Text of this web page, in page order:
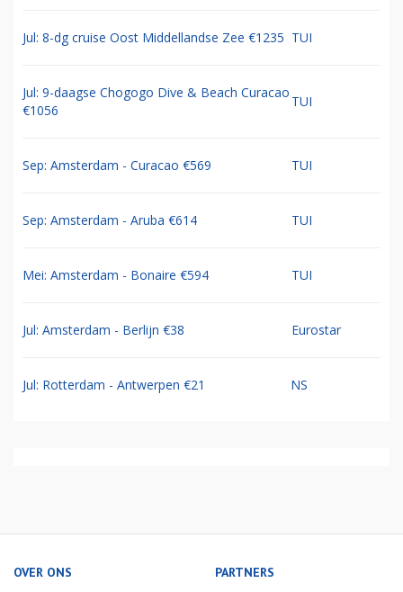
Jul: 8-dg cruise Oost Middellandse Zee €1235 TUI
Jul: 9-daagse Chogogo Dive & Beach Curacao
€1056
TUI
Sep: Amsterdam - Curacao €569 TUI
Sep: Amsterdam - Aruba €614 TUI
Mei: Amsterdam - Bonaire €594 TUI
Jul: Amsterdam - Berlijn €38 Eurostar
Jul: Rotterdam - Antwerpen €21 NS
OVER ONS PARTNERS